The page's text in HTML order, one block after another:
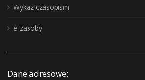
Wykaz czasopism
e-zasoby
Dane adresowe: